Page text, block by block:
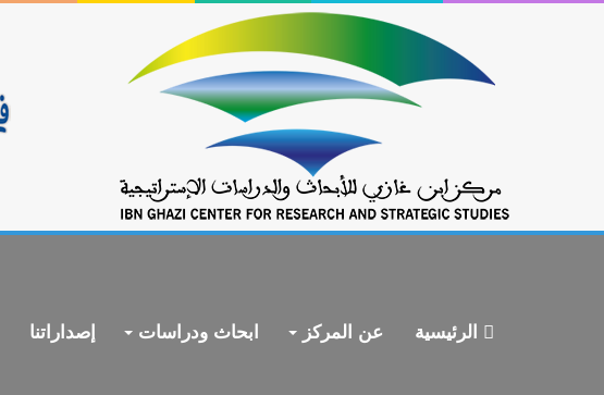
الرئيسية عن المركز ابحاث ودراسات إصداراتنا